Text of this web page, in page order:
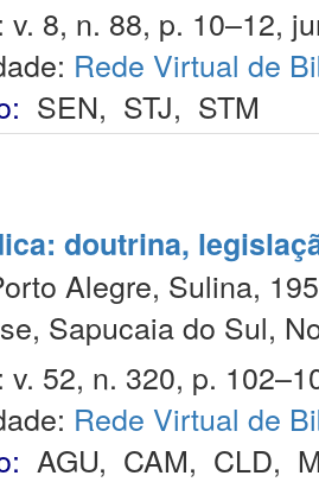
8, n. 88, p. 10–12,
Rede Virtual de
SEN, STJ, STM
doutrina,
Alegre, Sulina,
Sapucaia do Sul,
52, n. 320, p.
Rede Virtual de
AGU, CAM, CLD,